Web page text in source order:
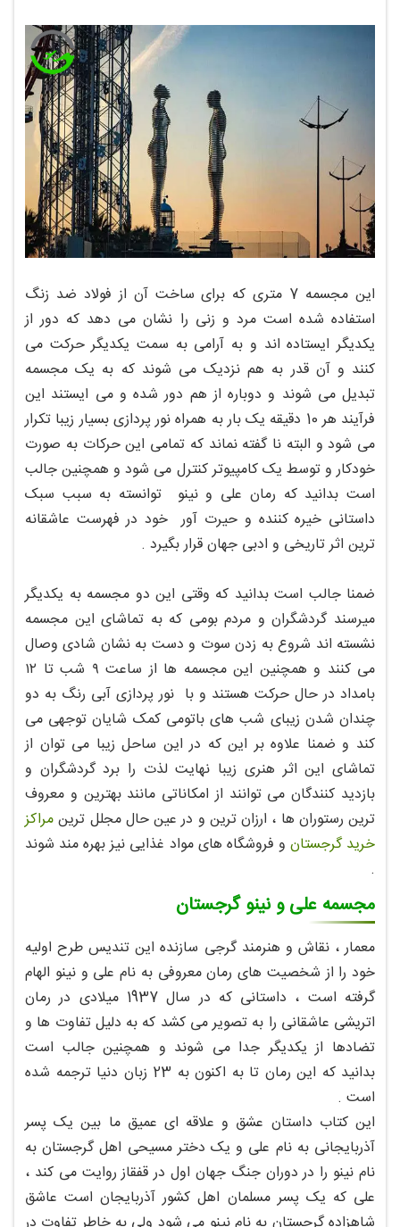
این مجسمه 7 متری که برای ساخت آن از فولاد ضد زنگ
استفاده شده است مرد و زنی را نشان می دهد که دور از
یکدیگر ایستاده اند و به آرامی به سمت یکدیگر حرکت می
کنند و آن قدر به هم نزدیک می شوند که به یک مجسمه
تبدیل می شوند و دوباره از هم دور شده و می ایستند این
فرآیند هر 10 دقیقه یک بار به همراه نور پردازی بسیار زیبا تکرار
می شود و البته نا گفته نماند که تمامی این حرکات به صورت
خودکار و توسط یک کامپیوتر کنترل می شود و همچنین جالب
است بدانید که رمان علی و نینو توانسته به سبب سبک
داستانی خیره کننده و حیرت آور خود در فهرست عاشقانه
ترین اثر تاریخی و ادبی جهان قرار بگیرد .
ضمنا جالب است بدانید که وقتی این دو مجسمه به یکدیگر
میرسند گردشگران و مردم بومی که به تماشای این مجسمه
نشسته اند شروع به زدن سوت و دست به نشان شادی وصال
می کنند و همچنین این مجسمه ها از ساعت ۹ شب تا ۱۲
بامداد در حال حرکت هستند و با نور پردازی آبی رنگ به دو
چندان شدن زیبای شب های باتومی کمک شایان توجهی می
کند و ضمنا علاوه بر این که در این ساحل زیبا می توان از
تماشای این اثر هنری زیبا نهایت لذت را برد گردشگران و
بازدید کنندگان می توانند از امکاناتی مانند بهترین و معروف
ترین رستوران ها ، ارزان ترین و در عین حال مجلل ترینمراکز
خرید گرجستان و فروشگاه های مواد غذایی نیز بهره مند شوند
.
مجسمه علی و نینو گرجستان
معمار ، نقاش و هنرمند گرجی سازنده این تندیس طرح اولیه
خود را از شخصیت های رمان معروفی به نام علی و نینو الهام
گرفته است ، داستانی که در سال 1937 میلادی در رمان
اتریشی عاشقانی را به تصویر می کشد که به دلیل تفاوت ها و
تضادها از یکدیگر جدا می شوند و همچنین جالب است
بدانید که این رمان تا به اکنون به 23 زبان دنیا ترجمه شده
است .
این کتاب داستان عشق و علاقه ای عمیق ما بین یک پسر
آذربایجانی به نام علی و یک دختر مسیحی اهل گرجستان به
نام نینو را در دوران جنگ جهان اول در قفقاز روایت می کند ،
علی که یک پسر مسلمان اهل کشور آذربایجان است عاشق